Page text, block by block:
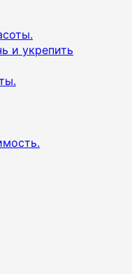
и укрепить